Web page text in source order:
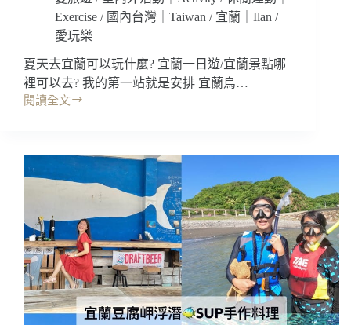
怕
水!!
台
水
肺
課
程/
潛
水
考
照/
體
Exercise / 國內台灣｜Taiwan / 宜蘭｜Ilan /
愛玩樂
夏天去宜蘭可以玩什麼? 宜蘭一日遊/宜蘭景點哪
裡可以去? 我的第一站就是安排 宜蘭烏…
閱讀全文
宜
浪
｜
衝
浪
俱
樂
部
G-
cool